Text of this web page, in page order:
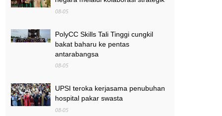
08-05
PolyCC Skills Tali Tinggi cungkil
bakat baharu ke pentas
antarabangsa
08-05
UPSI teroka kerjasama penubuhan
hospital pakar swasta
08-05